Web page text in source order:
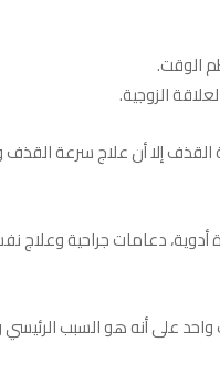
الوقت.
الزوجية.
إلا أن علاج سرعة
دعامات جراحية وعلاج
على أنه هو السبب الرئيسي